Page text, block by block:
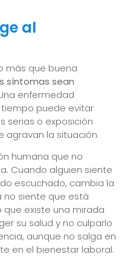
al
más que buena
síntomas sean
enfermedad
puede evitar
serias o exposición
agravan la situación.
humana que no
Cuando alguien siente
escuchado, cambia la
no siente que está
que existe una mirada
su salud y no culparlo
aunque no salga en
en el bienestar laboral.